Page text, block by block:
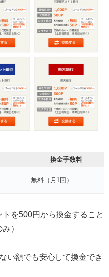
換金手数料
無料（月1回）
を500円から換金すること
）
い額でも安心して換金でき